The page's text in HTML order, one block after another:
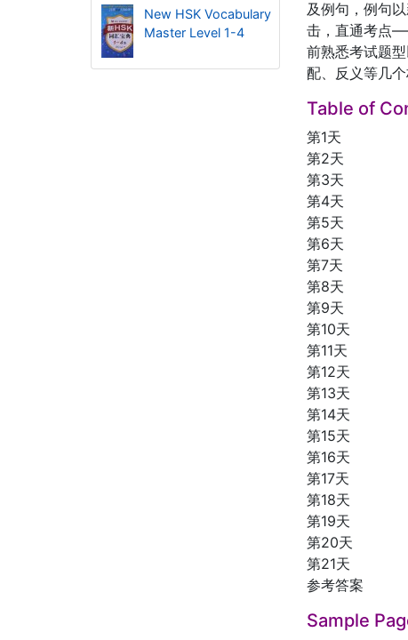
New HSK Vocabulary
Master Level 1-4
及例句，例句
击，直通考点
前熟悉考试题
配、反义等几
Table of
第1天
第2天
第3天
第4天
第5天
第6天
第7天
第8天
第9天
第10天
第11天
第12天
第13天
第14天
第15天
第16天
第17天
第18天
第19天
第20天
第21天
参考答案
Sample